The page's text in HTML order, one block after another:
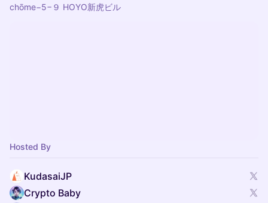
chōme−5−９ HOYO新虎ビル
Hosted By
KudasaiJP
Crypto Baby